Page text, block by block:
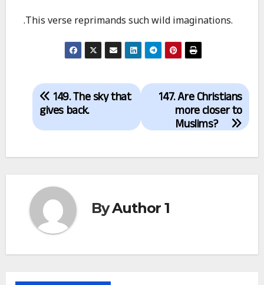
.This verse reprimands such wild imaginations.
Post
navigation
147. Are Christians
more closer to
Muslims?
149. The sky that
gives back.
ByAuthor 1